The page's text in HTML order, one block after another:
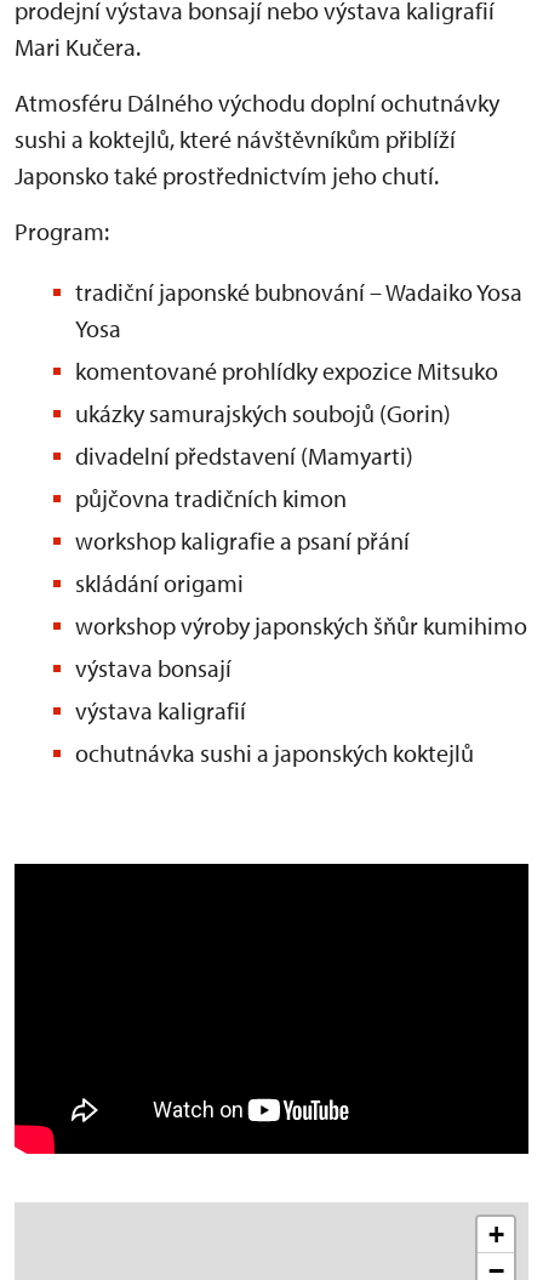
prodejní výstava bonsají nebo výstava kaligrafií
Mari Kučera.
Atmosféru Dálného východu doplní ochutnávky
sushi a koktejlů, které návštěvníkům přiblíží
Japonsko také prostřednictvím jeho chutí.
Program:
tradiční japonské bubnování – Wadaiko Yosa
Yosa
komentované prohlídky expozice Mitsuko
ukázky samurajských soubojů (Gorin)
divadelní představení (Mamyarti)
půjčovna tradičních kimon
workshop kaligrafie a psaní přání
skládání origami
workshop výroby japonských šňůr kumihimo
výstava bonsají
výstava kaligrafií
ochutnávka sushi a japonských koktejlů
+
−